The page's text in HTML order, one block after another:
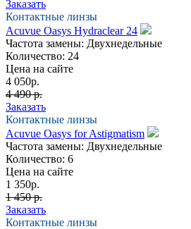
Заказать
Контактные линзы
Acuvue Oasys Hydraclear 24
Частота замены: Двухнедельные
Количество: 24
Цена на сайте
4 050р.
4 490 р.
Заказать
Контактные линзы
Acuvue Oasys for Astigmatism
Частота замены: Двухнедельные
Количество: 6
Цена на сайте
1 350р.
1 450 р.
Заказать
Контактные линзы